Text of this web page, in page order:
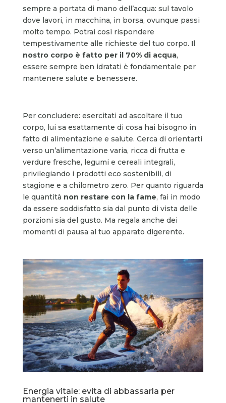
sempre a portata di mano dell’acqua: sul tavolo
dove lavori, in macchina, in borsa, ovunque passi
molto tempo. Potrai così rispondere
tempestivamente alle richieste del tuo corpo. Il
nostro corpo è fatto per il 70% di acqua,
essere sempre ben idratati è fondamentale per
mantenere salute e benessere.
Per concludere: esercitati ad ascoltare il tuo
corpo, lui sa esattamente di cosa hai bisogno in
fatto di alimentazione e salute. Cerca di orientarti
verso un’alimentazione varia, ricca di frutta e
verdure fresche, legumi e cereali integrali,
privilegiando i prodotti eco sostenibili, di
stagione e a chilometro zero. Per quanto riguarda
le quantità non restare con la fame, fai in modo
da essere soddisfatto sia dal punto di vista delle
porzioni sia del gusto. Ma regala anche dei
momenti di pausa al tuo apparato digerente.
Energia vitale: evita di abbassarla per
mantenerti in salute